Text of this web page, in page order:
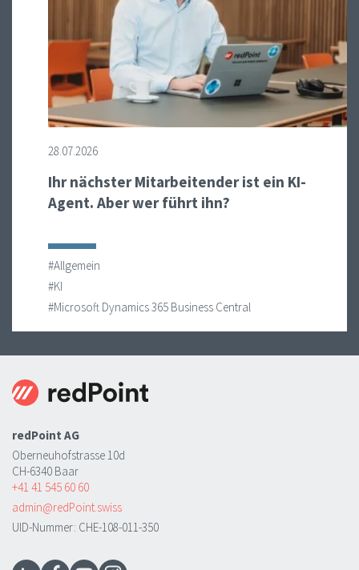
28.07.2026
Ihr nächster Mitarbeitender ist ein KI-
Agent. Aber wer führt ihn?
#Allgemein
#KI
#Microsoft Dynamics 365 Business Central
redPoint AG
Oberneuhofstrasse 10d
CH-6340 Baar
+41 41 545 60 60
admin@redPoint.swiss
UID-Nummer: CHE-108-011-350